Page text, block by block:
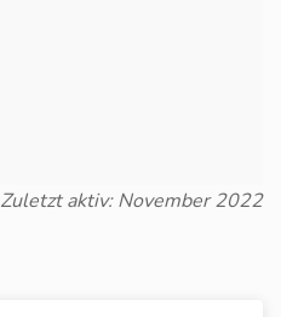
Zuletzt aktiv: November 2022